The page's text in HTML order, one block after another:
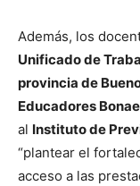
Además, los
Unificado de
provincia de
Educadores
al Instituto de
“plantear el
acceso a las